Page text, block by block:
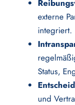
externe
integriert.
Status,
und